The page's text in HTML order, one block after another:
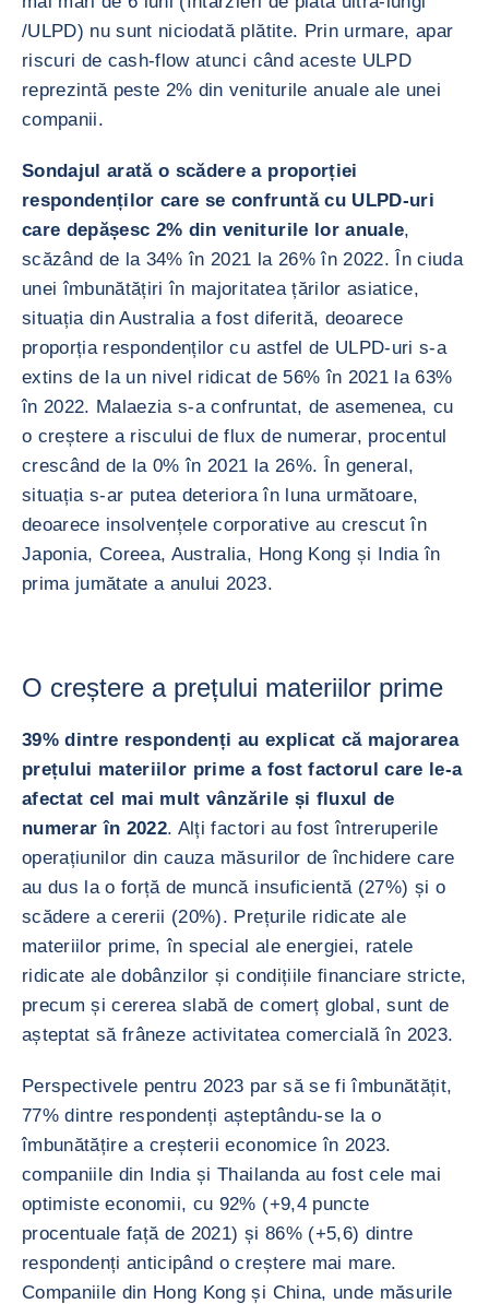
/ULPD) nu sunt niciodată plătite. Prin urmare, apar
riscuri de cash-flow atunci când aceste ULPD
reprezintă peste 2% din veniturile anuale ale unei
companii.
Sondajul arată o scădere a proporției
respondenților care se confruntă cu ULPD-uri
care depășesc 2% din veniturile lor anuale,
scăzând de la 34% în 2021 la 26% în 2022. În ciuda
unei îmbunătățiri în majoritatea țărilor asiatice,
situația din Australia a fost diferită, deoarece
proporția respondenților cu astfel de ULPD-uri s-a
extins de la un nivel ridicat de 56% în 2021 la 63%
în 2022. Malaezia s-a confruntat, de asemenea, cu
o creștere a riscului de flux de numerar, procentul
crescând de la 0% în 2021 la 26%. În general,
situația s-ar putea deteriora în luna următoare,
deoarece insolvențele corporative au crescut în
Japonia, Coreea, Australia, Hong Kong și India în
prima jumătate a anului 2023.
O creștere a prețului materiilor prime
39% dintre respondenți au explicat că majorarea
prețului materiilor prime a fost factorul care le-a
afectat cel mai mult vânzările și fluxul de
numerar în 2022. Alți factori au fost întreruperile
operațiunilor din cauza măsurilor de închidere care
au dus la o forță de muncă insuficientă (27%) și o
scădere a cererii (20%). Prețurile ridicate ale
materiilor prime, în special ale energiei, ratele
ridicate ale dobânzilor și condițiile financiare stricte,
precum și cererea slabă de comerț global, sunt de
așteptat să frâneze activitatea comercială în 2023.
Perspectivele pentru 2023 par să se fi îmbunătățit,
77% dintre respondenți așteptându-se la o
îmbunătățire a creșterii economice în 2023.
companiile din India și Thailanda au fost cele mai
optimiste economii, cu 92% (+9,4 puncte
procentuale față de 2021) și 86% (+5,6) dintre
respondenți anticipând o creștere mai mare.
Companiile din Hong Kong și China, unde măsurile